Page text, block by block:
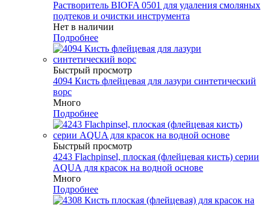
Растворитель BIOFA 0501 для удаления смоляных
подтеков и очистки инструмента
Нет в наличии
Подробнее
Быстрый просмотр
4094 Кисть флейцевая для лазури синтетический
ворс
Много
Подробнее
Быстрый просмотр
4243 Flachpinsel, плоская (флейцевая кисть) серии
AQUA для красок на водной основе
Много
Подробнее